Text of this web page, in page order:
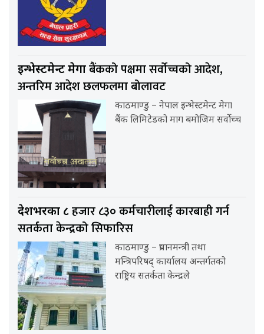
इन्भेस्टमेन्ट मेगाबैंकको पक्षमा सर्वाेच्चको आदेश,
अन्तरिम आदेश छलफलमा बोलावट
काठमाण्डु – नेपाल इन्भेस्टमेन्ट मेगा
बैंक लिमिटेडको माग बमोजिम सर्वोच्च
देशभरका ८हजार ८३० कर्मचारीलाई कारबाही गर्न
सतर्कता केन्द्रको सिफारिस
काठमाण्डु – प्रधानमन्त्री तथा
मन्त्रिपरिषद् कार्यालय अन्तर्गतको
राष्ट्रिय सतर्कता केन्द्रले